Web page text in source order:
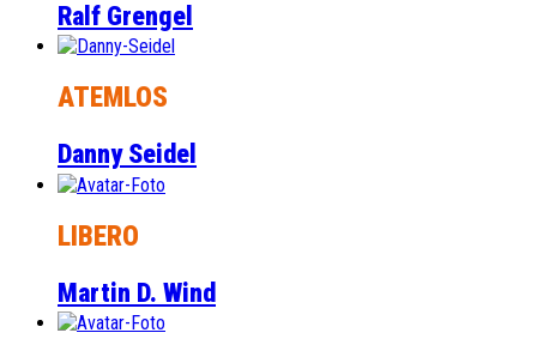
Ralf Grengel
ATEMLOS
Danny Seidel
LIBERO
Martin D. Wind